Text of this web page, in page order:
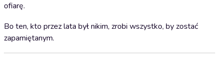
ofiarę.
Bo ten, kto przez lata był nikim, zrobi wszystko, by zostać
zapamiętanym.